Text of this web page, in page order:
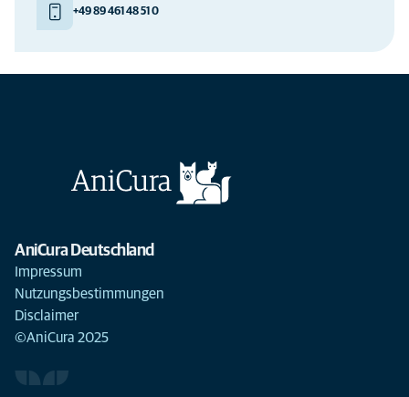
+49 89 461 48 51 0
AniCura Deutschland
Impressum
Nutzungsbestimmungen
Disclaimer
©AniCura 2025